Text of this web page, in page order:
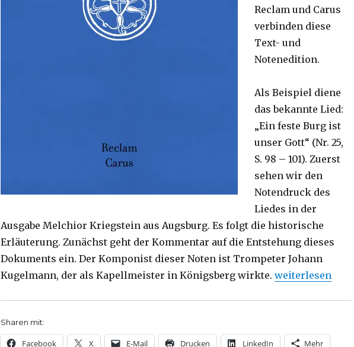
Reclam und Carus
verbinden diese
Text- und
Notenedition.
Als Beispiel diene
das bekannte Lied:
„Ein feste Burg ist
unser Gott“ (Nr. 25,
S. 98 – 101). Zuerst
sehen wir den
Notendruck des
Liedes in der
Ausgabe Melchior Kriegstein aus Augsburg. Es folgt die historische
Erläuterung. Zunächst geht der Kommentar auf die Entstehung dieses
Dokuments ein. Der Komponist dieser Noten ist Trompeter Johann
Kugelmann, der als Kapellmeister in Königsberg wirkte. „Luthers Lieder
weiterlesen
Sharen mit:
Facebook X E-Mail Drucken LinkedIn Mehr